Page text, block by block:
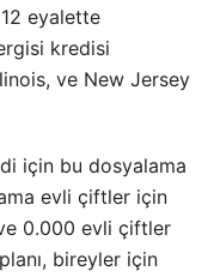
eyalette
kredisi
ve New Jersey
için bu dosyalama
evli çiftler için
0.000 evli çiftler
bireyler için